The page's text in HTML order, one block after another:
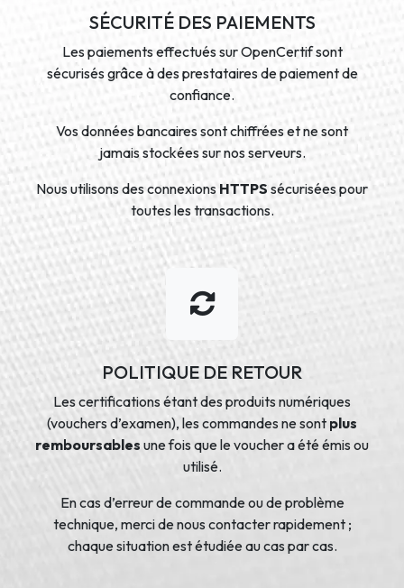
SÉCURITÉ DES PAIEMENTS
Les paiements effectués sur OpenCertif sont
sécurisés grâce à des prestataires de paiement de
confiance.
Vos données bancaires sont chiffrées et ne sont
jamais stockées sur nos serveurs.
Nous utilisons des connexions HTTPS sécurisées pour
toutes les transactions.
POLITIQUE DE RETOUR
Les certifications étant des produits numériques
(vouchers d’examen), les commandes ne sont plus
remboursables une fois que le voucher a été émis ou
utilisé.
En cas d’erreur de commande ou de problème
technique, merci de nous contacter rapidement ;
chaque situation est étudiée au cas par cas.